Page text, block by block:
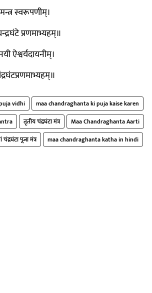
मन्त्र स्वरूपणीम्।
प्रणमाभ्यहम्॥
ऐश्वर्यदायनीम्।
vidhi
maa chandraghanta ki puja kaise karen
तृतीय चंद्रघंटा मंत्र
Maa Chandraghanta Aarti
चंद्रघंटा पूजा मंत्र maa chandraghanta katha in hindi